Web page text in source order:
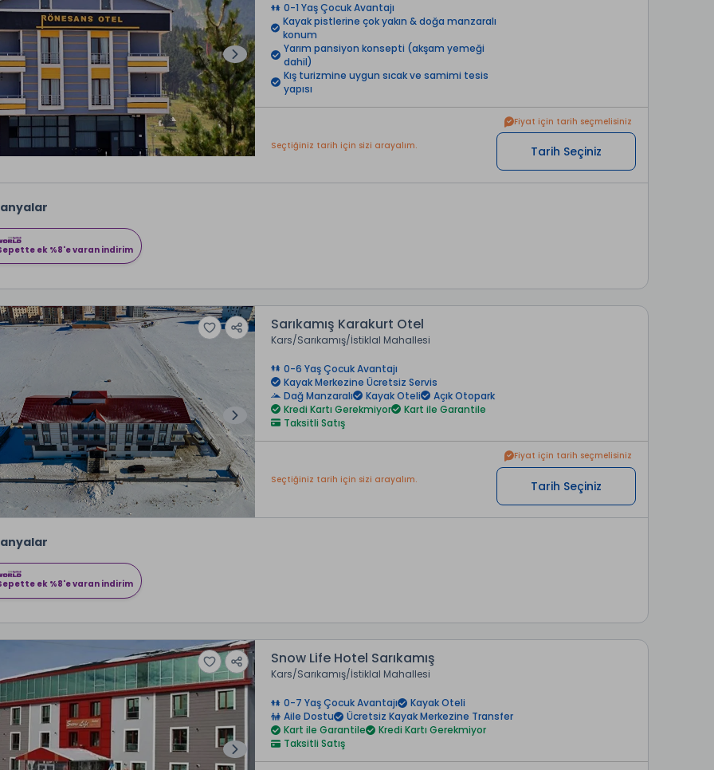
0-1 Yaş Çocuk Avantajı
Kayak pistlerine çok yakın & doğa manzaralı
konum
Yarım pansiyon konsepti (akşam yemeği
dahil)
Kış turizmine uygun sıcak ve samimi tesis
yapısı
Seçtiğiniz tarih için sizi arayalım.
Fiyat için tarih seçmelisiniz
Tarih Seçiniz
ek %8'e varan indirim
Sarıkamış Karakurt Otel
Kars Sarıkamış İstiklal Mahallesi
0-6 Yaş Çocuk Avantajı
Kayak Merkezine Ücretsiz Servis
Dağ Manzaralı
Kayak Oteli
Açık Otopark
Kredi Kartı Gerekmiyor
Kart ile Garantile
Taksitli Satış
Seçtiğiniz tarih için sizi arayalım.
Fiyat için tarih seçmelisiniz
Tarih Seçiniz
ek %8'e varan indirim
Snow Life Hotel Sarıkamış
Kars Sarıkamış İstiklal Mahallesi
0-7 Yaş Çocuk Avantajı
Kayak Oteli
Aile Dostu
Ücretsiz Kayak Merkezine Transfer
Kart ile Garantile
Kredi Kartı Gerekmiyor
Taksitli Satış